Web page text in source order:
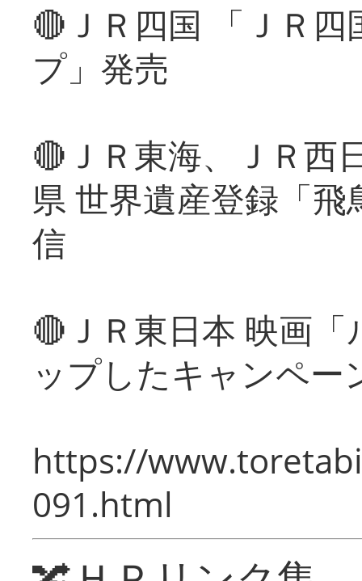
🔴ＪＲ四国 「ＪＲ
プ」発売
🔴ＪＲ東海、ＪＲ西
県 世界遺産登録「
信
🔴ＪＲ東日本 映画
ップしたキャンペー
https://
091.html